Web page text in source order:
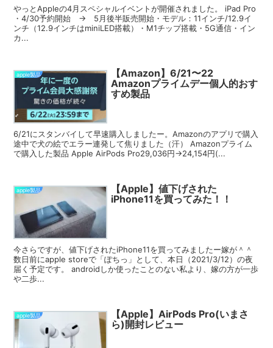
やっとAppleの4月スペシャルイベントが開催されました。 iPad Pro
・4/30予約開始 → 5月後半販売開始・モデル：11インチ/12.9イ
ンチ（12.9インチはminiLED搭載）・M1チップ搭載・5G通信・イン
カ...
apple製品
【Amazon】6/21〜22
Amazonプライムデー個人的おす
すめ製品
6/21にスタンバイして早速購入しましたー。Amazonのアプリで購入
途中で犬の絵でエラー連発して焦りました（汗） Amazonプライム
で購入した製品 Apple AirPods Pro29,036円→24,154円(...
apple製品
【Apple】値下げされた
iPhone11を買ってみた！！
今さらですが、値下げされたiPhone11を買ってみましたー嫁が＾＾
数日前にapple storeで「ぽちっ」として、本日（2021/3/12）の夜
届く予定です。 androidしか使ったことのない私より、嫁の方が一歩
や二歩...
apple製品
【Apple】AirPods Pro(いまさ
ら)開封レビュー